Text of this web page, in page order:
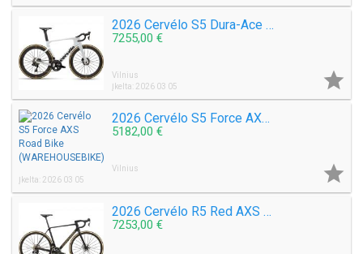
2026 Cervélo S5 Dura-Ace Di2 Road Bike (WAREHOUSEBIKE)
7255,00 €
Vilnius
Įkelta: 2026 03 05

2026 Cervélo S5 Force AXS Road Bike (WAREHOUSEBIKE)
5182,00 €
Vilnius
Įkelta: 2026 03 05

2026 Cervélo R5 Red AXS Road Bike (WAREHOUSEBIKE)
7253,00 €